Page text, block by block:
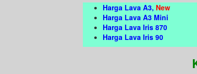
Harga Lava A3, New
Harga Lava A3 Mini
Harga Lava Iris 870
Harga Lava Iris 90